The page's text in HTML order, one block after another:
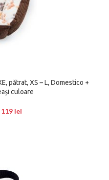
pătrat, XS – L, Domestico +
culoare
119 lei